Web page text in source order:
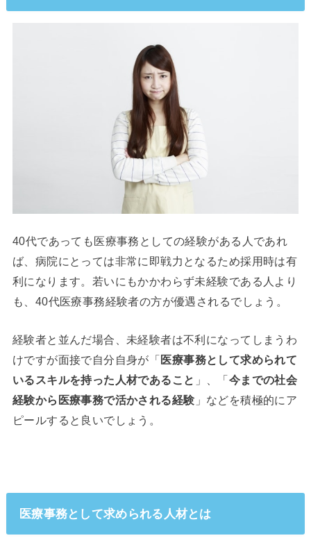
40代であっても医療事務としての経験がある人であれ
ば、病院にとっては非常に即戦力となるため採用時は有
利になります。若いにもかかわらず未経験である人より
も、40代医療事務経験者の方が優遇されるでしょう。
経験者と並んだ場合、未経験者は不利になってしまうわ
けですが面接で自分自身が「医療事務として求められて
いるスキルを持った人材であること 」、「今までの社会
経験から医療事務で活かされる経験 」などを積極的にア
ピールすると良いでしょう。
医療事務として求められる人材とは